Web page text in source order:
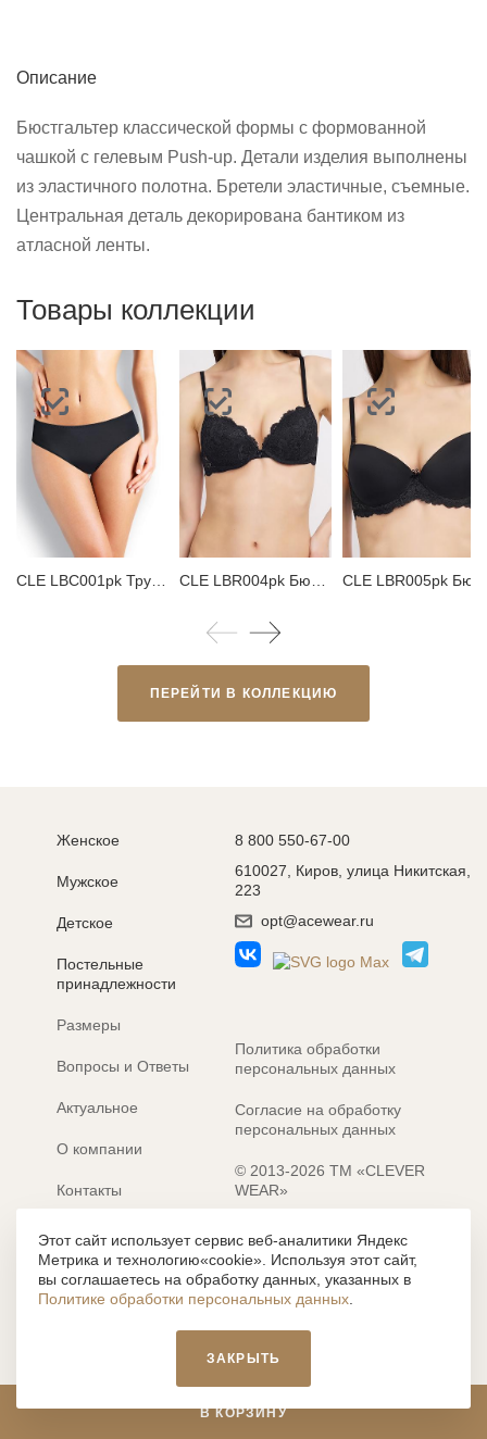
В КОРЗИНУ
Описание
Бюстгальтер классической формы с формованной
чашкой с гелевым Push-up. Детали изделия выполнены
из эластичного полотна. Бретели эластичные, съемные.
Центральная деталь декорирована бантиком из
атласной ленты.
Товары коллекции
ПЕРЕЙТИ В КОЛЛЕКЦИЮ
Женское
Мужское
Детское
Постельные
принадлежности
Размеры
Вопросы и Ответы
Актуальное
О компании
Контакты
Электронные каталоги
8 800 550-67-00
610027, Киров, улица Никитская,
223
opt@acewear.ru
Политика обработки
персональных данных
Согласие на обработку
персональных данных
© 2013-2026 ТМ «CLEVER
WEAR»
Разработка сайта: MACHAON
Все содержание, представленное или отраженное на сайте
https://clever-style.ru, включая, но не ограничиваясь, текстом,
графикой, фотографиями, иллюстрациями и т.д., являются
объектами авторского права, использование которых, без
письменного разрешения администрации и без активной
влечет наложение ответственности с действующим
законодательством РФ.
Этот сайт использует сервис веб-аналитики Яндекс
Метрика и технологию«cookie». Используя этот сайт,
вы соглашаетесь на обработку данных, указанных в
Политике обработки персональных данных
ЗАКРЫТЬ